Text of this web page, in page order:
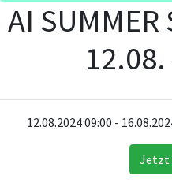
AI
12.08.2024 09:00 -
Jetzt